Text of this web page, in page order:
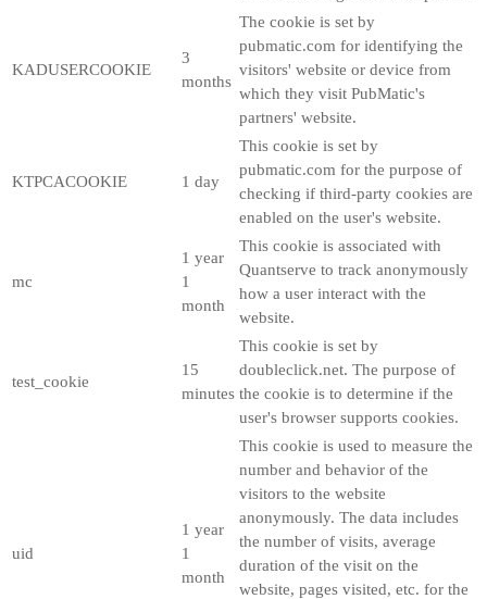
KADUSERCOOKIE
3
months
The cookie is set by
pubmatic.com for identifying the
visitors' website or device from
which they visit PubMatic's
partners' website.
KTPCACOOKIE 1 day
This cookie is set by
pubmatic.com for the purpose of
checking if third-party cookies are
enabled on the user's website.
mc
1 year
1
month
This cookie is associated with
Quantserve to track anonymously
how a user interact with the
website.
test_cookie
15
minutes
This cookie is set by
doubleclick.net. The purpose of
the cookie is to determine if the
user's browser supports cookies.
uid
1 year
1
month
This cookie is used to measure the
number and behavior of the
visitors to the website
anonymously. The data includes
the number of visits, average
duration of the visit on the
website, pages visited, etc. for the